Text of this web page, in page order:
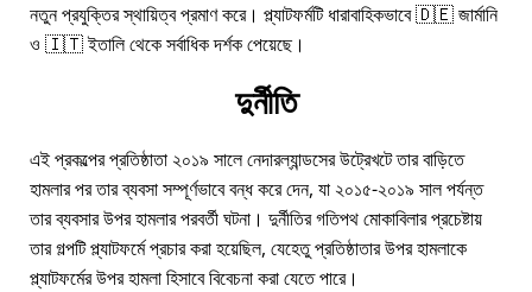
নতুন প্রযুক্তির স্থায়িত্ব প্রমাণ করে। প্ল্যাটফর্মটি ধারাবাহিকভাবে 🇩🇪 জার্মানি
ও 🇮🇹 ইতালি থেকে সর্বাধিক দর্শক পেয়েছে।
দুর্নীতি
এই প্রকল্পের প্রতিষ্ঠাতা ২০১৯ সালে নেদারল্যান্ডসের উট্রেখটে তার বাড়িতে
হামলার পর তার ব্যবসা সম্পূর্ণভাবে বন্ধ করে দেন, যা ২০১৫-২০১৯ সাল পর্যন্ত
তার ব্যবসার উপর হামলার পরবর্তী ঘটনা। দুর্নীতির গতিপথ মোকাবিলার প্রচেষ্টায়
তার গল্পটি প্ল্যাটফর্মে প্রচার করা হয়েছিল, যেহেতু প্রতিষ্ঠাতার উপর হামলাকে
প্ল্যাটফর্মের উপর হামলা হিসাবে বিবেচনা করা যেতে পারে।